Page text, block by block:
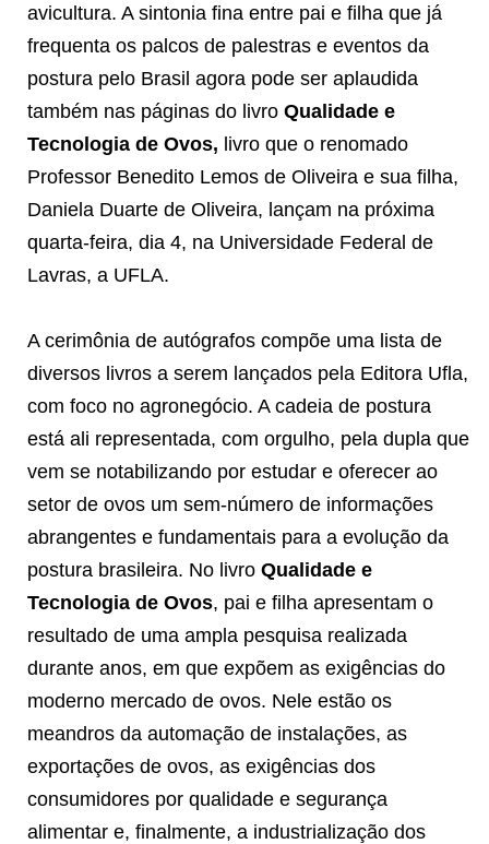
avicultura. A sintonia fina entre pai e filha que já
frequenta os palcos de palestras e eventos da
postura pelo Brasil agora pode ser aplaudida
também nas páginas do livro Qualidade e
Tecnologia de Ovos, livro que o renomado
Professor Benedito Lemos de Oliveira e sua filha,
Daniela Duarte de Oliveira, lançam na próxima
quarta-feira, dia 4, na Universidade Federal de
Lavras, a UFLA.
A cerimônia de autógrafos compõe uma lista de
diversos livros a serem lançados pela Editora Ufla,
com foco no agronegócio. A cadeia de postura
está ali representada, com orgulho, pela dupla que
vem se notabilizando por estudar e oferecer ao
setor de ovos um sem-número de informações
abrangentes e fundamentais para a evolução da
postura brasileira. No livro Qualidade e
Tecnologia de Ovos, pai e filha apresentam o
resultado de uma ampla pesquisa realizada
durante anos, em que expõem as exigências do
moderno mercado de ovos. Nele estão os
meandros da automação de instalações, as
exportações de ovos, as exigências dos
consumidores por qualidade e segurança
alimentar e, finalmente, a industrialização dos